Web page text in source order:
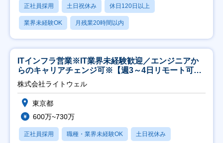
正社員採用 土日祝休み 休日120日以上
業界未経験OK 月残業20時間以内
ITインフラ営業※IT業界未経験歓迎／エンジニアか
らのキャリアチェンジ可※【週3～4日リモート可
能】
株式会社ライトウェル
東京都
600万~730万
正社員採用 職種・業界未経験OK 土日祝休み